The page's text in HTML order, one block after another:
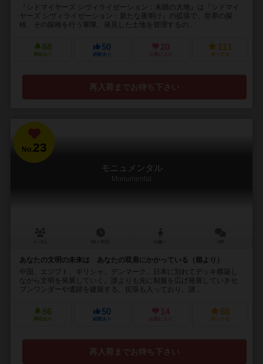
『シドマイヤーズ シヴィライゼーション：未踏の大地』は『シドマイ
ヤーズ シヴィライゼーション：新たな夜明け』の拡張で、世界の探
検、その探検を行う軍隊、発見した土地を管理するの...
68
興味あり
50
経験あり
20
お気に入り
111
持ってる
再入荷までお待ち下さい
No.23
モニュメンタル
Monumental
あなたの文明の未来は あなたの双肩にかかっている（箱より）
中国、エジプト、ギリシャ、デンマーク、日本に別れてデッキ構築し
ながら文明を発展していく。誰よりも先に制服を広げ発展していきセ
ブンワンダーや遺跡を建築する。拡張も入っており、謎...
66
興味あり
50
経験あり
14
お気に入り
68
持ってる
再入荷までお待ち下さい